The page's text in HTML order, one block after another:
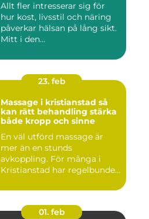
Allt fler intresserar sig för
hur kost, livsstil och näring
påverkar hälsan på lång sikt.
Mitt i den...
23. feb
Massage i kristianstad så
kan rätt behandling stärka
både kropp och sinne
En väl utförd massage är
mer än en stunds
avkoppling. För många i
Kristianstad har regelbunden
01. feb